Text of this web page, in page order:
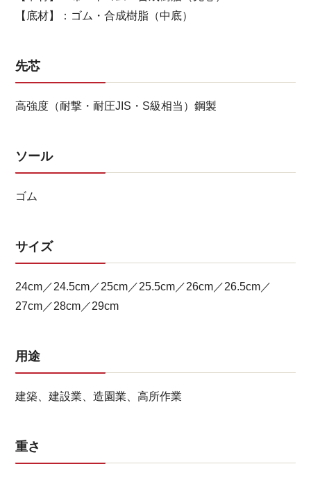
【底材】：ゴム・合成樹脂（中底）
先芯
高強度（耐撃・耐圧JIS・S級相当）鋼製
ソール
ゴム
サイズ
24cm／24.5cm／25cm／25.5cm／26cm／26.5cm／
27cm／28cm／29cm
用途
建築、建設業、造園業、高所作業
重さ